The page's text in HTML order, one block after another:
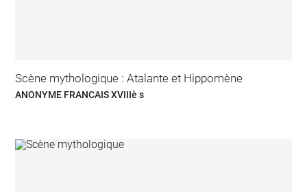
Scène mythologique : Atalante et Hippomène
ANONYME FRANCAIS XVIIIè s